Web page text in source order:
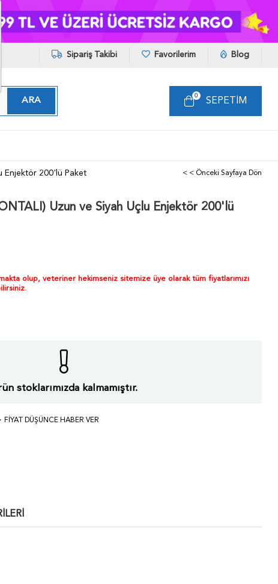
Sipariş Takibi Favorilerim Blog
SEPETIM
0
Enjektör 200'lü Paket < < Önceki Sayfaya Dön
Uzun ve Siyah Uçlu Enjektör 200'lü
olup, veteriner hekimseniz sitemize üye olarak tüm fiyatlarımızı
stoklarımızda kalmamıştır.
FIYAT DÜŞÜNCE HABER VER